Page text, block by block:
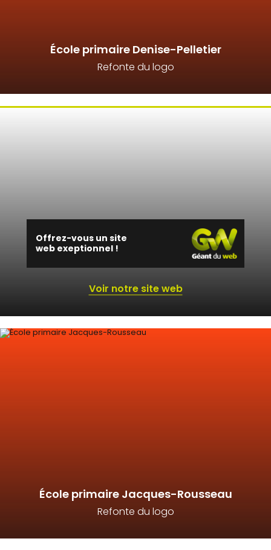
École primaire Denise-Pelletier
Refonte du logo
École primaire Jacques-Rousseau
Refonte du logo
Voir notre site web
Offrez-vous un site
web exeptionnel !